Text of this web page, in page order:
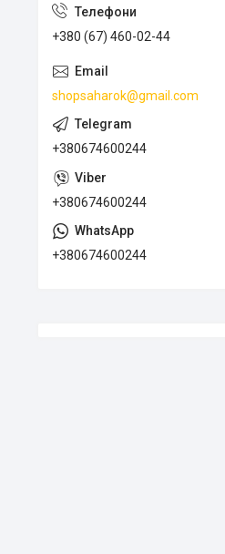
+380 (67) 460-02-44
shopsaharok@gmail.com
+380674600244
+380674600244
+380674600244